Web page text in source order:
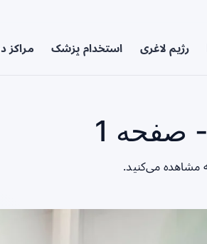
رژیم لاغری استخدام پزشک مراکز
1
مشاهده می‌کنید.